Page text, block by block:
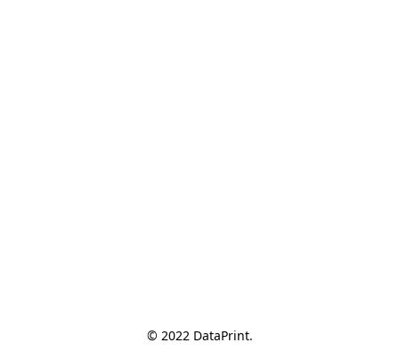
© 2022 DataPrint.